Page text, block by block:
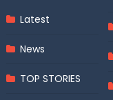
Latest
News
TOP STORIES